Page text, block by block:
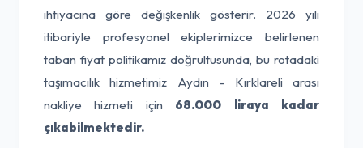
ihtiyacına göre değişkenlik gösterir. 2026 yılı
itibariyle profesyonel ekiplerimizce belirlenen
taban fiyat politikamız doğrultusunda, bu rotadaki
taşımacılık hizmetimiz Aydın - Kırklareli arası
nakliye hizmeti için 68.000 liraya kadar
çıkabilmektedir.